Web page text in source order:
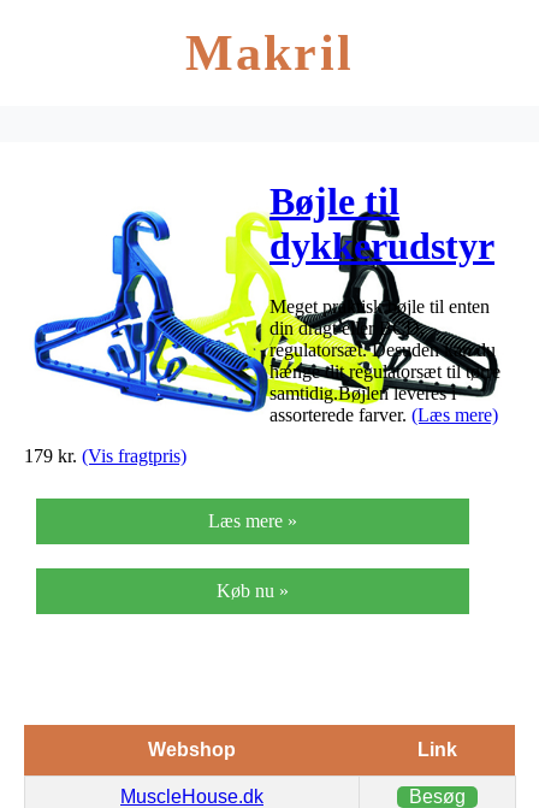
Makril
Bøjle til
dykkerudstyr
Sort
Meget praktisk bøjle til enten
din dragt eller BCD,
regulatorsæt. Desuden kan du
hænge dit regulatorsæt til tørre
samtidig.Bøjlen leveres i
assorterede farver. (Læs mere)
179 kr. (Vis fragtpris)
Læs mere »
Køb nu »
Webshop Link
MuscleHouse.dk Besøg